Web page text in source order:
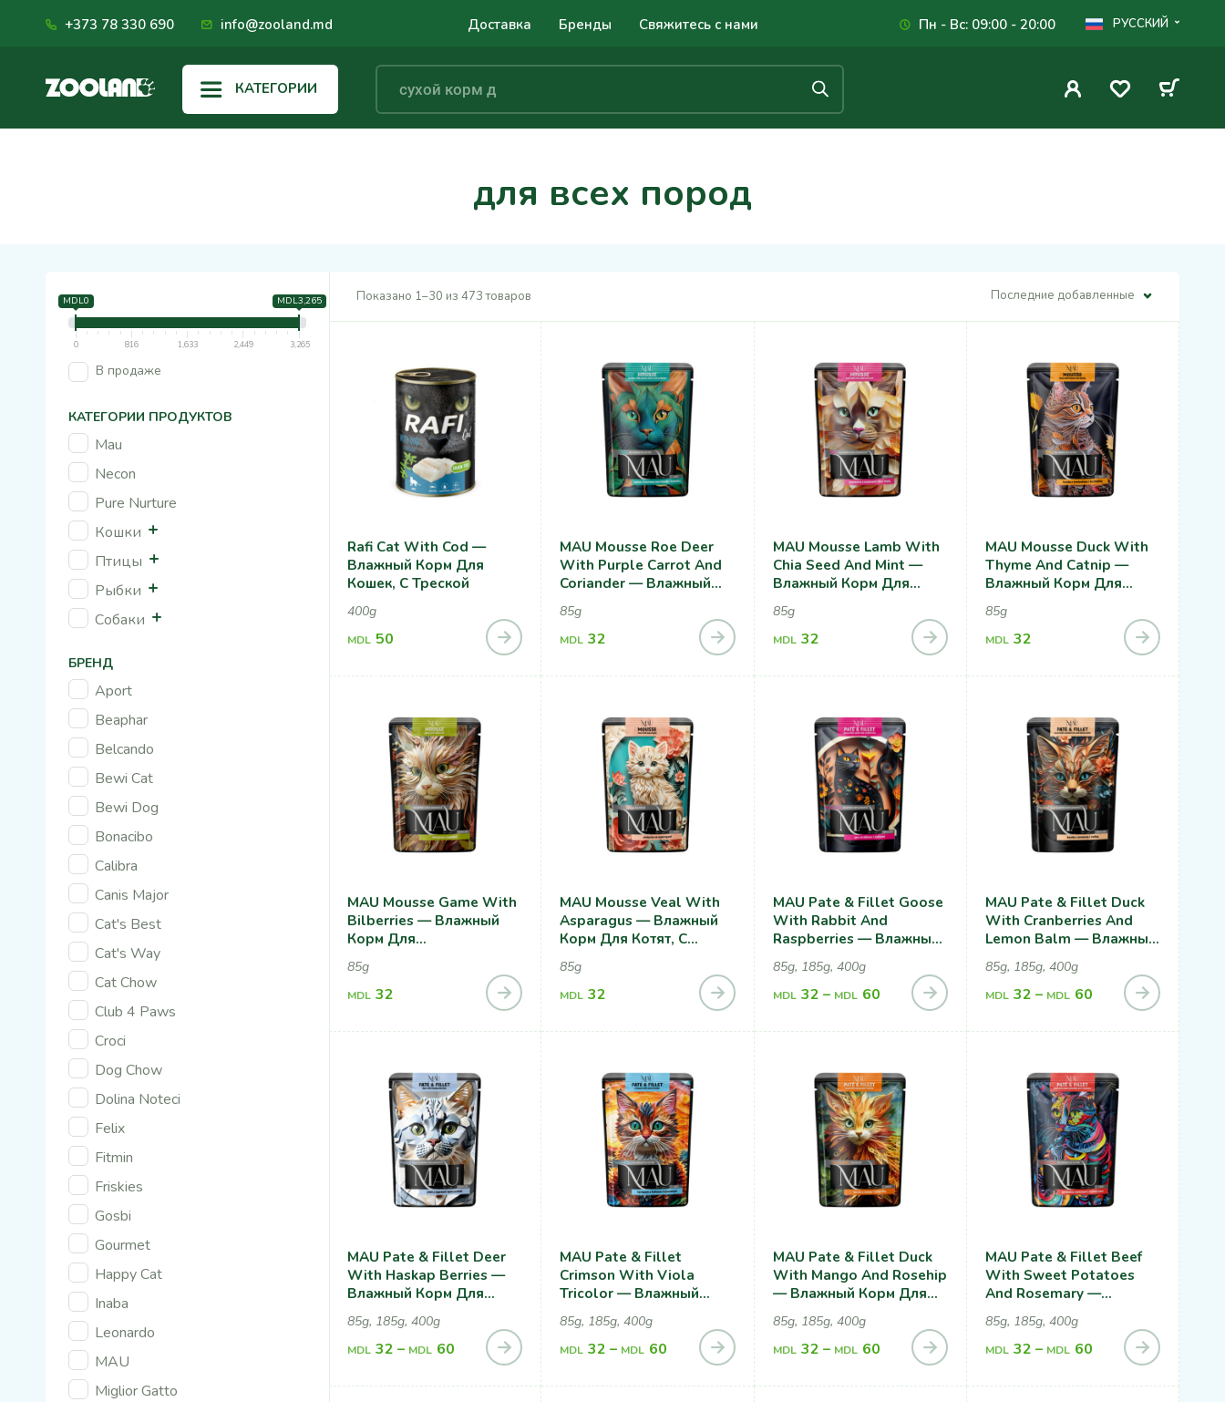
+373 78 330 690 info@zooland.md Доставка Бренды Свяжитесь с нами Пн - Вс: 09:00 - 20:00 РУССКИЙ
КАТЕГОРИИ
для всех пород
MDL0 MDL3,265
0 816 1,633 2,449 3,265
В продаже
КАТЕГОРИИ ПРОДУКТОВ
Mau
Necon
Pure Nurture
Кошки
Птицы
Рыбки
Собаки
БРЕНД
Aport
Beaphar
Belcando
Bewi Cat
Bewi Dog
Bonacibo
Calibra
Canis Major
Cat's Best
Cat's Way
Cat Chow
Club 4 Paws
Croci
Dog Chow
Dolina Noteci
Felix
Fitmin
Friskies
Gosbi
Gourmet
Happy Cat
Inaba
Leonardo
MAU
Miglior Gatto
Показано 1–30 из 473 товаров Последние добавленные
Rafi Cat With Cod —
Влажный Корм Для
Кошек, С Треской
400g
MDL 50
MAU Mousse Roe Deer
With Purple Carrot And
Coriander — Влажный
Корм Для Кошек, С
Косулей, Фиолетовой
Морковью И
85g
MDL 32
MAU Mousse Lamb With
Chia Seed And Mint —
Влажный Корм Для
Cтерилизованных
Кошек, С Ягненком,
Семенами Чия И Мятой
85g
MDL 32
MAU Mousse Duck With
Thyme And Catnip —
Влажный Корм Для
Кошек, С Уткой,
Тимьяном И Кошачьей
Мятой
85g
MDL 32
MAU Mousse Game With
Bilberries — Влажный
Корм Для
Кошек, С Дичью И
Черникой
85g
MDL 32
MAU Mousse Veal With
Asparagus — Влажный
Корм Для Котят, С
85g
MDL 32
MAU Pate & Fillet Goose
With Rabbit And
Raspberries — Влажный
Cтерилизованных
Кошек, С Гусем,
Кроликом И Малиной
85g, 185g, 400g
MDL 32 – MDL 60
MAU Pate & Fillet Duck
With Cranberries And
Lemon Balm — Влажный
Cтерилизованных
Кошек, С Уткой, Клюквой
85g, 185g, 400g
MDL 32 – MDL 60
MAU Pate & Fillet Deer
With Haskap Berries —
Влажный Корм Для
Cтерилизованных
Кошек, С Олениной И
Ягодами Жимолости
85g, 185g, 400g
MDL 32 – MDL 60
MAU Pate & Fillet
Crimson With Viola
Tricolor — Влажный
Корм Для Кошек, С
Морским Окунем И
Фиалкой
85g, 185g, 400g
MDL 32 – MDL 60
MAU Pate & Fillet Duck
With Mango And Rosehip
— Влажный Корм Для
Котят С Уткой, Манго И
Шиповником
85g, 185g, 400g
MDL 32 – MDL 60
MAU Pate & Fillet Beef
With Sweet Potatoes
And Rosemary —
Влажный Корм Для
Кошек С Говядиной,
Сладким Картофелем И
85g, 185g, 400g
MDL 32 – MDL 60